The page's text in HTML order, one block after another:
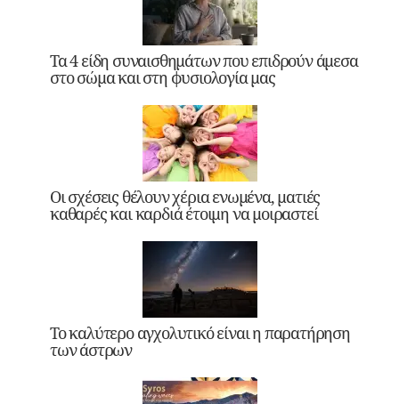
Τα 4 είδη συναισθημάτων που επιδρούν άμεσα
στο σώμα και στη φυσιολογία μας
Οι σχέσεις θέλουν χέρια ενωμένα, ματιές
καθαρές και καρδιά έτοιμη να μοιραστεί
Το καλύτερο αγχολυτικό είναι η παρατήρηση
των άστρων